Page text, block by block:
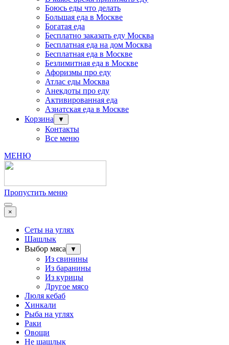
Боюсь еды что делать
Большая еда в Москве
Богатая еда
Бесплатно заказать еду Москва
Бесплатная еда на дом Москва
Бесплатная еда в Москве
Безлимитная еда в Москве
Афоризмы про еду
Атлас еды Москва
Анекдоты про еду
Активированная еда
Азиатская еда в Москве
Корзина
▼
Контакты
Все меню
МЕНЮ
Пропустить меню
×
Сеты на углях
Шашлык
Выбор мяса
▼
Из свинины
Из баранины
Из курицы
Другое мясо
Люля кебаб
Хинкали
Рыба на углях
Раки
Овощи
Не шашлык